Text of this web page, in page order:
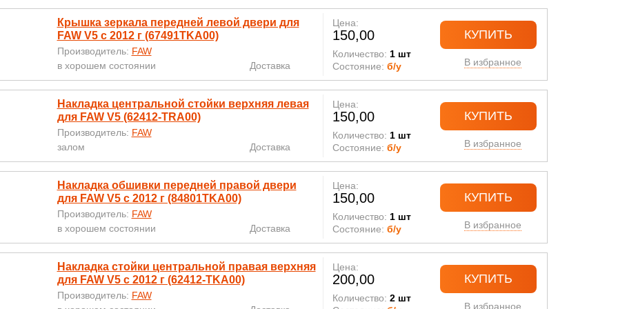
Крышка зеркала передней левой двери для
FAW V5 с 2012 г (67491TKA00)
Производитель: FAW
в хорошем состоянии
Доставка
Цена:
150,00
Количество: 1 шт
Состояние: б/у
КУПИТЬ
В избранное
Накладка центральной стойки верхняя левая
для FAW V5 (62412-TRA00)
Производитель: FAW
залом
Доставка
Цена:
150,00
Количество: 1 шт
Состояние: б/у
КУПИТЬ
В избранное
Накладка обшивки передней правой двери
для FAW V5 с 2012 г (84801TKA00)
Производитель: FAW
в хорошем состоянии
Доставка
Цена:
150,00
Количество: 1 шт
Состояние: б/у
КУПИТЬ
В избранное
Накладка стойки центральной правая верхняя
для FAW V5 с 2012 г (62412-TKA00)
Производитель: FAW
Цена:
200,00
Количество: 2 шт
КУПИТЬ
В избранное